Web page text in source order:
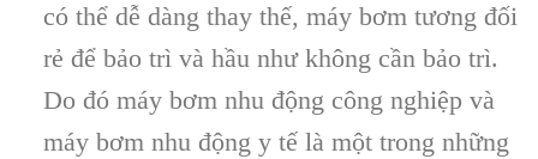
có thể dễ dàng thay thế, máy bơm tương đối
rẻ để bảo trì và hầu như không cần bảo trì.
Do đó máy bơm nhu động công nghiệp và
máy bơm nhu động y tế là một trong những